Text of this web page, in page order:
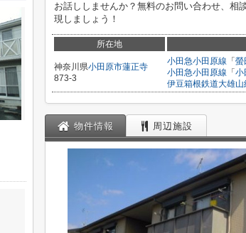
お話ししませんか？無料のお問い合わせ、相
現しましょう！
所在地
神奈川県小田原市蓮正寺
873-3
小田急小田原線 「 螢
小田急小田原線 「 小
伊豆箱根鉄道大雄山
物件情報 周辺施設